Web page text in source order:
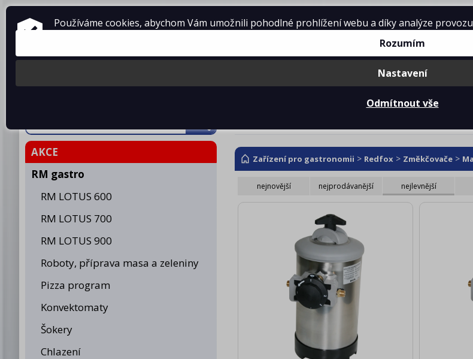
ZAŘÍZENÍ PRO GASTRONOMII
Produkty O firmě Projekty kuchyní
AKCE
RM gastro
RM LOTUS 600
RM LOTUS 700
RM LOTUS 900
Roboty, příprava masa a zeleniny
Pizza program
Konvektomaty
Šokery
Chlazení
Zařízení pro gastronomii > Redfox > Změkčovače >
nejnovější nejprodávanější nejlevnější
Používáme cookies, abychom Vám umožnili pohodlné prohlížení webu a díky analýze
Rozumím
Nastavení
Odmítnout vše